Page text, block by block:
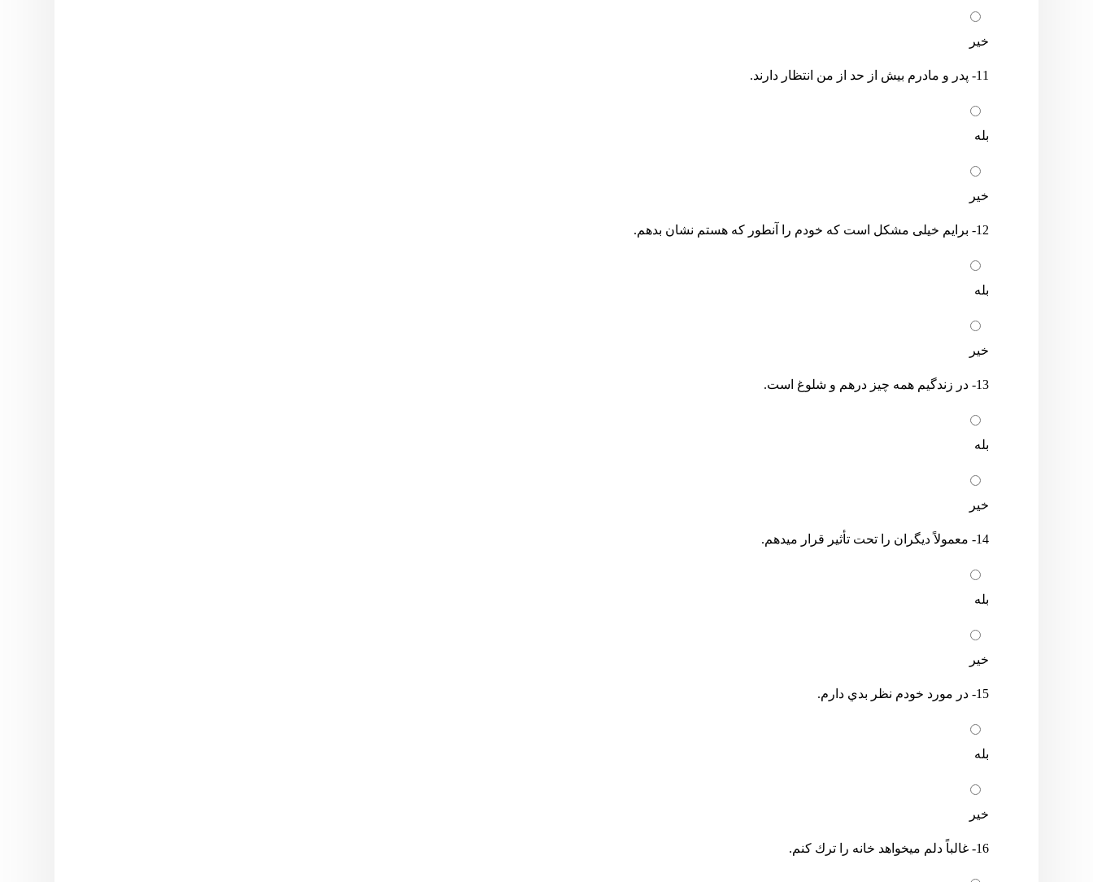
خیر
11- پدر و مادرم بیش از حد از من انتظار دارند.
بله
خیر
12- برایم خیلی مشکل است که خودم را آنطور که هستم نشان بدهم.
بله
خیر
13- در زندگیم همه چیز درهم و شلوغ است.
بله
خیر
14- معمولاً دیگران را تحت تأثیر قرار میدهم.
بله
خیر
15- در مورد خودم نظر بدي دارم.
بله
خیر
16- غالباً دلم میخواهد خانه را ترك کنم.